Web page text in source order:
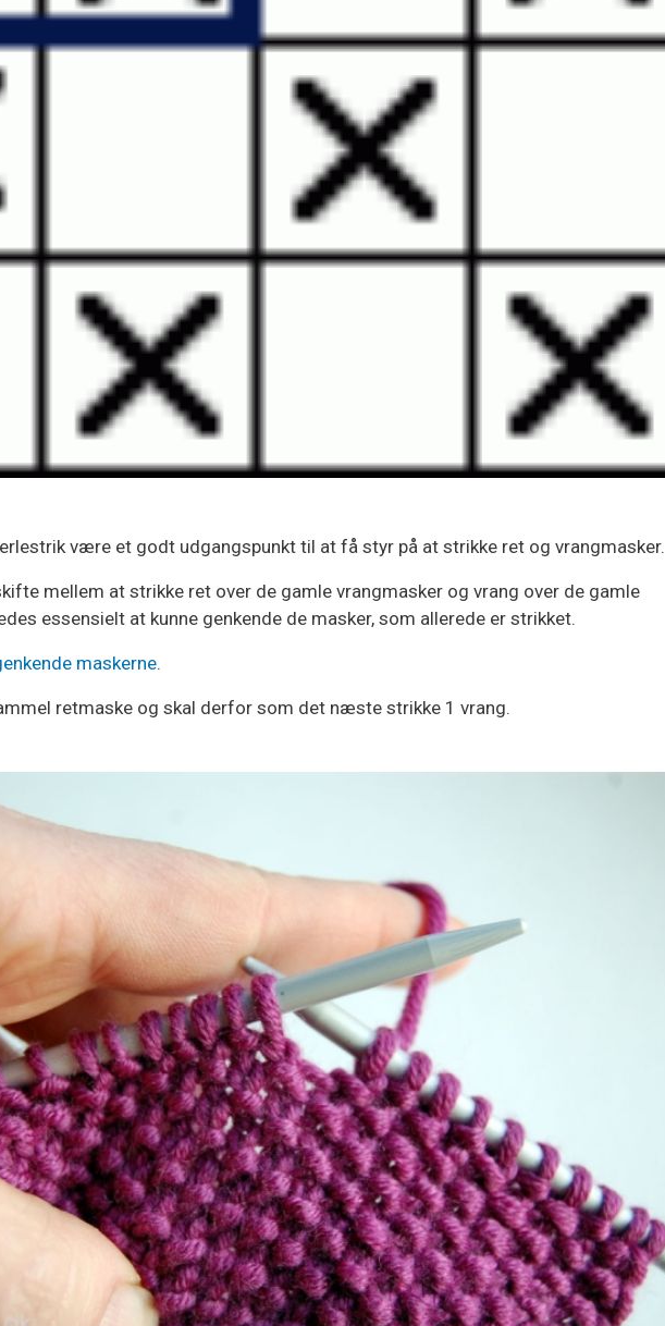
være et godt udgangspunkt til at få styr på at strikke ret og vrangmasker.
mellem at strikke ret over de gamle vrangmasker og vrang over de gamle
essensielt at kunne genkende de masker, som allerede er strikket.
maskerne.
retmaske og skal derfor som det næste strikke 1 vrang.